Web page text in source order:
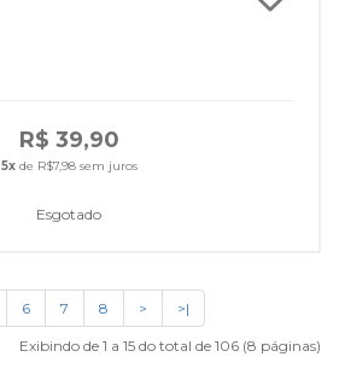
R$ 39,90
5xde R$7,98 sem juros
Esgotado
6 7 8 > >|
Exibindo de 1 a 15 do total de 106 (8 páginas)